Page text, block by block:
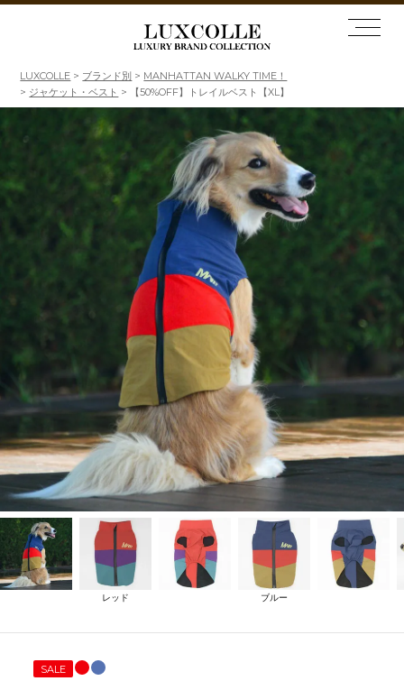
LUXCOLLE ブランド別
MANHATTAN WALKY TIME！
ジャケット・ベスト
【50%OFF】トレイルベスト【XL】
レッド ブルー
SALE